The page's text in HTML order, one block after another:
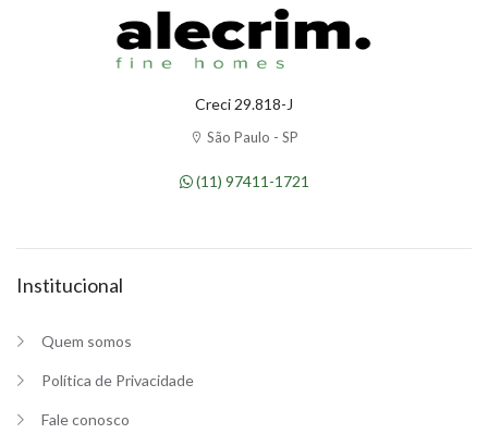
Creci 29.818-J
São Paulo - SP
(11) 97411-1721
Institucional
Quem somos
Política de Privacidade
Fale conosco